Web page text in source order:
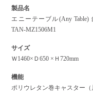
製品名
エニーテーブル(Any Table)
TAN-MZ1506M1
サイズ
Ｗ1460×Ｄ650 ×Ｈ720mm
機能
ポリウレタン巻キャスター（